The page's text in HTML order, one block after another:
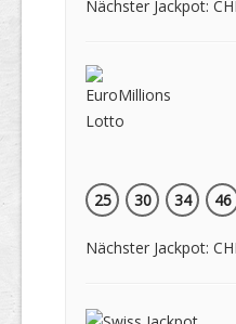
Nächster Jackpot:
25
30 34 46
Nächster Jackpot: